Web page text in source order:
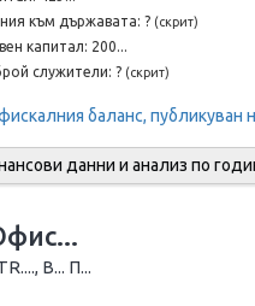
към държавата: ? (скрит)
Дружествен капитал: 200...
Среден брой служители: ? (скрит)
баланс, публикуван
данни и анализ по
B... П...